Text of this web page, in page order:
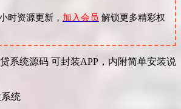
时资源更新， 加入会员 解锁更多精彩权
系统源码 可封装APP，内附简单安装说
统